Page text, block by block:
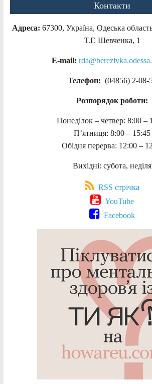
Контакти
Адреса: 67300, Україна, Одеська
Т.Г. Шевченка, 1
E-mail:
Телефон: (04856) 2-08-
Розпорядок роботи:
Понеділок – четвер: 8:00 –
П’ятниця: 8:00 – 15:45
Обідня перерва: 12:00 –
Вихідні: субота, неділя
RSS стрічка
YouTube
Facebook